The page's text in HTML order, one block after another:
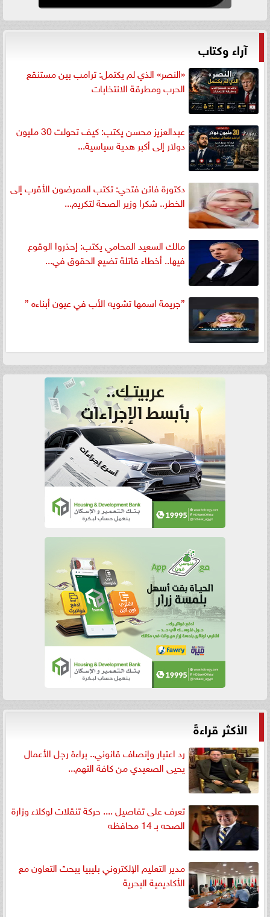
آراء وكتاب
«النصر» الذي لم يكتمل: ترامب بين مستنقع
الحرب ومطرقة الانتخابات
عبدالعزيز محسن يكتب: كيف تحولت 30 مليون
دولار إلى أكبر هدية سياسية...
دكتورة فاتن فتحي: تكتب الممرضون الأقرب إلى
الخطر.. شكرا وزير الصحة لتكريم...
مالك السعيد المحامي يكتب: إحذروا الوقوع
فيها.. أخطاء قاتلة تضيع الحقوق في...
”جريمة اسمها تشويه الأب في عيون أبناءه ”
الأكثر قراءةً
رد اعتبار وإنصاف قانوني.. براءة رجل الأعمال
يحيى الصعيدي من كافة التهم...
تعرف على تفاصيل .... حركة تنقلات لوكلاء وزارة
الصحه بـ 14 محافظه
مدير التعليم الإلكتروني بليبيا يبحث التعاون مع
الأكاديمية البحرية